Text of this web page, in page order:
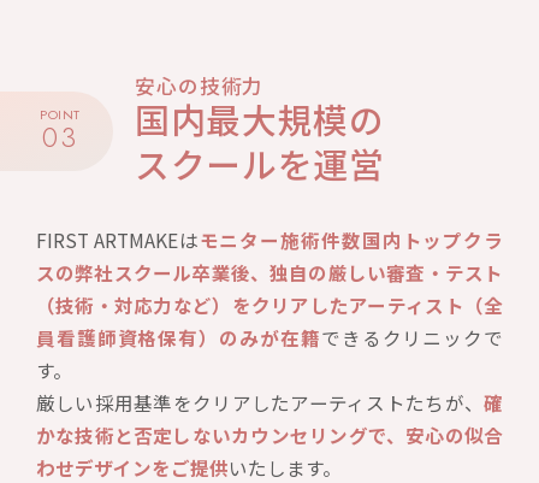
POINT
03
安心の技術力
国内最大規模の
スクールを運営
FIRST ARTMAKEはモニター施術件数国内トップクラ
スの弊社スクール卒業後、独自の厳しい審査・テスト
（技術・対応力など）をクリアしたアーティスト（全
員看護師資格保有）のみが在籍できるクリニックで
す。
厳しい採用基準をクリアしたアーティストたちが、確
かな技術と否定しないカウンセリングで、安心の似合
わせデザインをご提供いたします。